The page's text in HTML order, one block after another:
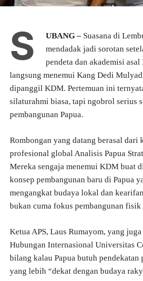
S UBANG – Suasana di
mendadak jadi sorotan
pendeta dan akademisi asal
langsung menemui Kang Dedi
dipanggil KDM. Pertemuan ini
silaturahmi biasa, tapi ngobrol serius
pembangunan Papua.
Rombongan yang datang berasal dari
profesional global Analisis Papua
Mereka sengaja menemui KDM buat
konsep pembangunan baru di Papua
mengangkat budaya lokal dan
bukan cuma fokus pembangunan fisik
Ketua APS, Laus Rumayom, yang
Hubungan Internasional Universitas
bilang kalau Papua butuh pendekatan
yang lebih “dekat dengan budaya